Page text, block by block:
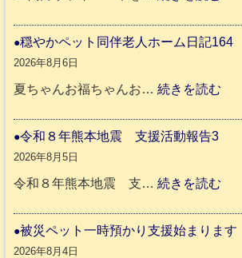
和
リ
ッ
穏やかペット同伴老人ホーム日記164
2026年8月6日
夏ちゃんお福ちゃんお…続きを読む
ト
令和８年熊本地震 支援活動報告3
2026年8月5日
令和８年熊本地震 支…続きを読む
和
被災ペット一時預かり支援始まります
2026年8月4日